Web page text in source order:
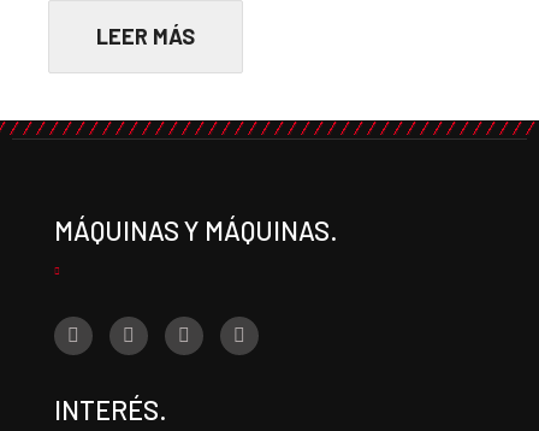
LEER MÁS
MÁQUINAS Y MÁQUINAS.
INTERÉS.